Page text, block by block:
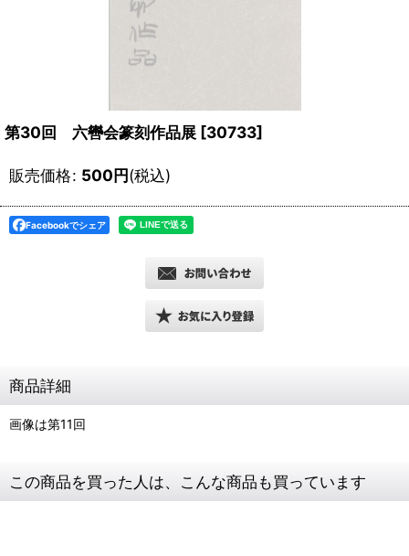
第30回 六轡会篆刻作品展 [30733]
販売価格: 500円(税込)
Facebookでシェア
商品詳細
画像は第11回
この商品を買った人は、こんな商品も買っています